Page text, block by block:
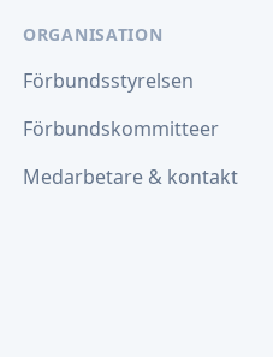
ORGANISATION
Förbundsstyrelsen
Förbundskommitteer
Medarbetare & kontakt